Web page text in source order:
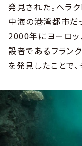
発見された。ヘラ
中海の港湾都市だ
2000年にヨーロッ
設者であるフラン
を発見したことで